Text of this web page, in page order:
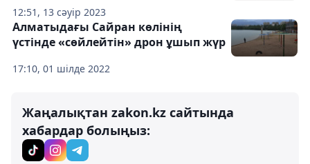
12:51, 13 сәуір 2023
17:10, 01 шілде 2022
Алматыдағы Сайран көлінің
үстінде «сөйлейтін» дрон ұшып жүр
Жаңалықтан zakon.kz сайтында
хабардар болыңыз: